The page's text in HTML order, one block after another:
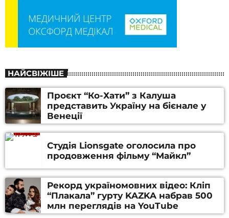
НАЙСВІЖІШЕ
Проєкт “Ко-Хати” з Калуша
представить Україну на бієнале у
Венеції
Студія Lionsgate оголосила про
продовження фільму “Майкл”
Рекорд україномовних відео: Кліп
“Плакала” гурту KAZKA набрав 500
млн переглядів на YouTube